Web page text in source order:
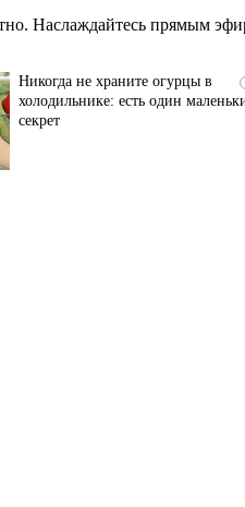
Наслаждайтесь прямым
Никогда не храните огурцы в
холодильнике: есть один
секрет